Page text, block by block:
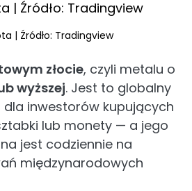
| Źródło: Tradingview
złocie, czyli metalu o
wyższej. Jest to globalny
dla inwestorów kupujących
lub monety — a jego
jest codziennie na
międzynarodowych